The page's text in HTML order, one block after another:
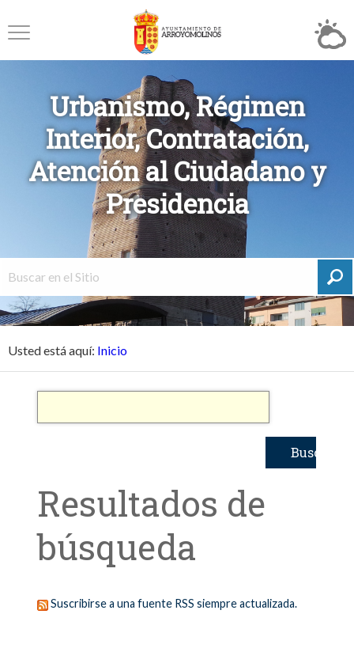
Urbanismo, Régimen
Interior, Contratación,
Atención al Ciudadano y
Presidencia
Usted está aquí: Inicio
Resultados de
búsqueda
Suscribirse a una fuente RSS siempre actualizada.